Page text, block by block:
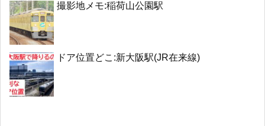
撮影地メモ:稲荷山公園駅
ドア位置どこ:新大阪駅(JR在来線)